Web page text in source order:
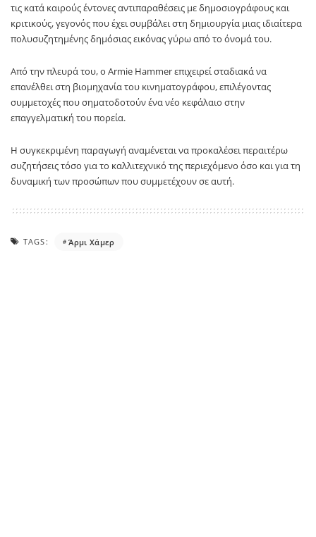
τις κατά καιρούς έντονες αντιπαραθέσεις με δημοσιογράφους και
κριτικούς, γεγονός που έχει συμβάλει στη δημιουργία μιας ιδιαίτερα
πολυσυζητημένης δημόσιας εικόνας γύρω από το όνομά του.
Από την πλευρά του, ο Armie Hammer επιχειρεί σταδιακά να
επανέλθει στη βιομηχανία του κινηματογράφου, επιλέγοντας
συμμετοχές που σηματοδοτούν ένα νέο κεφάλαιο στην
επαγγελματική του πορεία.
Η συγκεκριμένη παραγωγή αναμένεται να προκαλέσει περαιτέρω
συζητήσεις τόσο για το καλλιτεχνικό της περιεχόμενο όσο και για τη
δυναμική των προσώπων που συμμετέχουν σε αυτή.
TAGS: Άρμι Χάμερ